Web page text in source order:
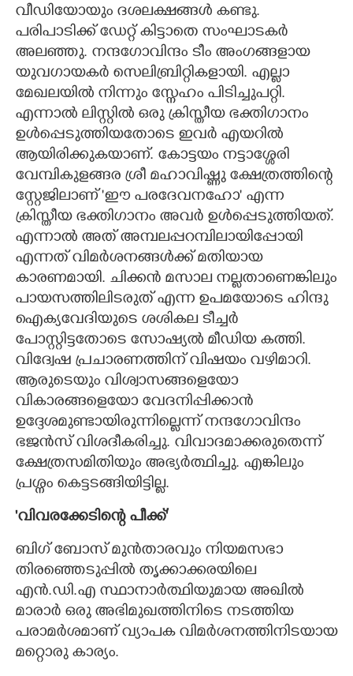
വീഡിയോയും ദശലക്ഷങ്ങൾ കണ്ടു.
പരിപാടിക്ക് ഡേറ്റ് കിട്ടാതെ സംഘാടകർ
അലഞ്ഞു. നന്ദഗോവിന്ദം ടീം അംഗങ്ങളായ
യുവഗായകർ സെലിബ്രിറ്റികളായി. എല്ലാ
മേഖലയിൽ നിന്നും സ്നേഹം പിടിച്ചുപറ്റി.
എന്നാൽ ലിസ്റ്റിൽ ഒരു ക്രിസ്തീയ ഭക്തിഗാനം
ഉൾപ്പെടുത്തിയതോടെ ഇവർ എയറിൽ
ആയിരിക്കുകയാണ്. കോട്ടയം നട്ടാശ്ശേരി
വേമ്പികുളങ്ങര ശ്രീ മഹാവിഷ്ണു ക്ഷേത്രത്തിന്റെ
സ്റ്റേജിലാണ് 'ഈ പരദേവനഹോ" എന്ന
ക്രിസ്തീയ ഭക്തിഗാനം അവർ ഉൾപ്പെടുത്തിയത്.
എന്നാൽ അത് അമ്പലപ്പറമ്പിലായിപ്പോയി
എന്നത് വിമർശനങ്ങൾക്ക് മതിയായ
കാരണമായി. ചിക്കൻ മസാല നല്ലതാണെങ്കിലും
പായസത്തിലിടരുത് എന്ന ഉപമയോടെ ഹിന്ദു
ഐക്യവേദിയുടെ ശശികല ടീച്ചർ
പോസ്റ്റിട്ടതോടെ സോഷ്യൽ മീഡിയ കത്തി.
വിദ്വേഷ പ്രചാരണത്തിന് വിഷയം വഴിമാറി.
ആരുടെയും വിശ്വാസങ്ങളെയോ
വികാരങ്ങളെയോ വേദനിപ്പിക്കാൻ
ഉദ്ദേശമുണ്ടായിരുന്നില്ലെന്ന് നന്ദഗോവിന്ദം
ഭജൻസ് വിശദീകരിച്ചു. വിവാദമാക്കരുതെന്ന്
ക്ഷേത്രസമിതിയും അഭ്യർത്ഥിച്ചു. എങ്കിലും
പ്രശ്നം കെട്ടടങ്ങിയിട്ടില്ല.
'വിവരക്കേടിന്റെ പീക്ക്"
ബിഗ് ബോസ് മുൻതാരവും നിയമസഭാ
തിരഞ്ഞെടുപ്പിൽ തൃക്കാക്കരയിലെ
എൻ.ഡി.എ സ്ഥാനാർത്ഥിയുമായ അഖിൽ
മാരാർ ഒരു അഭിമുഖത്തിനിടെ നടത്തിയ
പരാമർശമാണ് വ്യാപക വിമർശനത്തിനിടയായ
മറ്റൊരു കാര്യം.